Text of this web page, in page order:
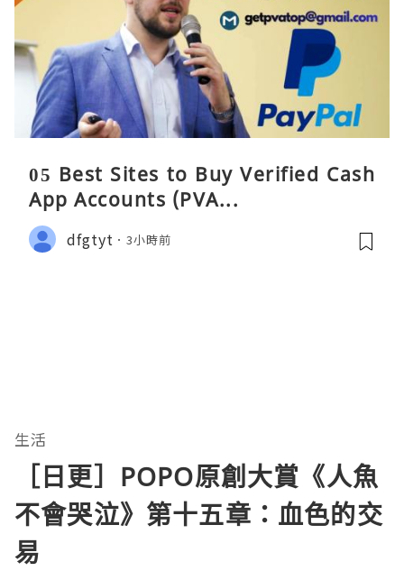
05 Best Sites to Buy Verified Cash
App Accounts (PVA...
dfgtyt 3小時前
生活
［日更］POPO原創大賞《人魚
不會哭泣》第十五章：血色的交
易